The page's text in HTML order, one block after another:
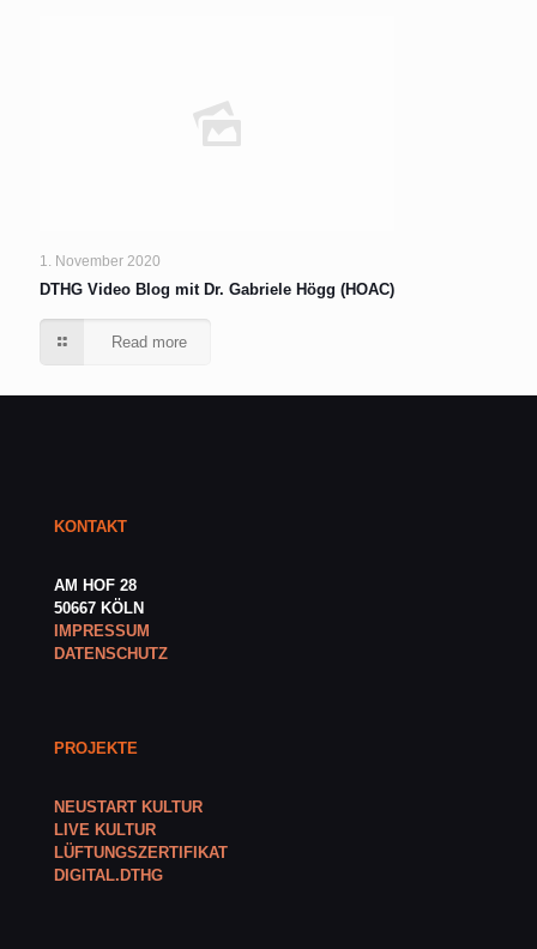
1. November 2020
DTHG Video Blog mit Dr. Gabriele Högg (HOAC)
Read more
KONTAKT
AM HOF 28
50667 KÖLN
IMPRESSUM
DATENSCHUTZ
PROJEKTE
NEUSTART KULTUR
LIVE KULTUR
LÜFTUNGSZERTIFIKAT
DIGITAL.DTHG